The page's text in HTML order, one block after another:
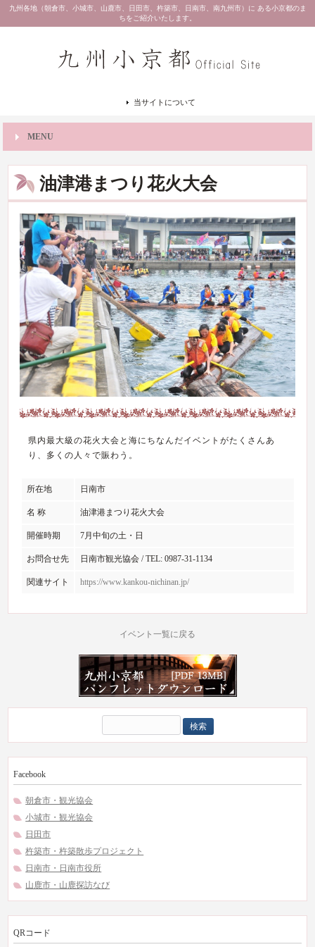
九州各地（朝倉市、小城市、山鹿市、日田市、杵築市、日南市、南九州市）に ある小京都のま
ちをご紹介いたします。
当サイトについて
MENU
油津港まつり花火大会
県内最大級の花火大会と海にちなんだイベントがたくさんあ
り、多くの人々で賑わう。
所在地 日南市
名 称 油津港まつり花火大会
開催時期 7月中旬の土・日
お問合せ先 日南市観光協会 / TEL: 0987-31-1134
関連サイト https://www.kankou-nichinan.jp/
イベント一覧に戻る
索:
Facebook
朝倉市・観光協会
小城市・観光協会
日田市
杵築市・杵築散歩プロジェクト
日南市・日南市役所
山鹿市・山鹿探訪なび
QRコード